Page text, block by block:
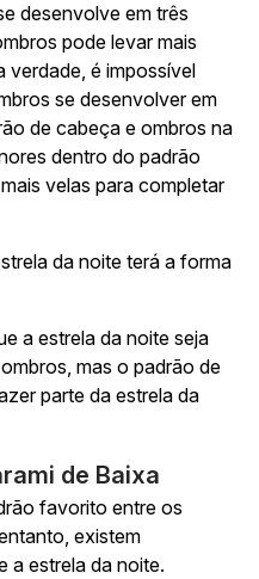
desenvolve em três
pode levar mais
verdade, é impossível
se desenvolver em
de cabeça e ombros na
dentro do padrão
velas para completar
da noite terá a forma
a estrela da noite seja
mas o padrão de
parte da estrela da
de Baixa
favorito entre os
existem
a estrela da noite.